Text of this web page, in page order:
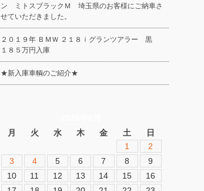
ン ミトスブラックＭ 埼玉県のお客様にご納車さ
せていただきました。
２０１９年 ＢＭＷ ２１８ｉグランツアラー 黒
１８５万円入庫
★新入庫車輌のご紹介★
月
火 水 木 金 土
日
1
2
3
4 5 6 7 8
9
10
11 12 13 14 15
16